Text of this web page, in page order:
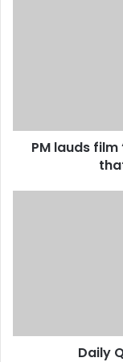
truth
PM lauds film
Daily